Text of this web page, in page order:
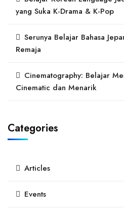
yang Suka K-Drama & K-Pop
Serunya Belajar Bahasa
Remaja
Cinematography: Belajar
Cinematic dan Menarik
Categories
Articles
Events